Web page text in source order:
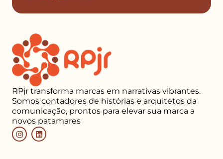
RPjr transforma marcas em narrativas vibrantes.
Somos contadores de histórias e arquitetos da
comunicação, prontos para elevar sua marca a
novos patamares